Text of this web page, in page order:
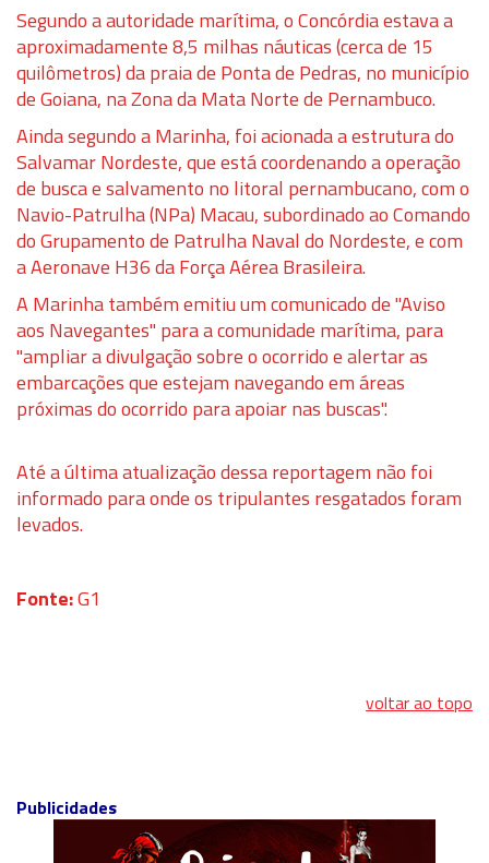
Segundo a autoridade marítima, o Concórdia estava a
aproximadamente 8,5 milhas náuticas (cerca de 15
quilômetros) da praia de Ponta de Pedras, no município
de Goiana, na Zona da Mata Norte de Pernambuco.
Ainda segundo a Marinha, foi acionada a estrutura do
Salvamar Nordeste, que está coordenando a operação
de busca e salvamento no litoral pernambucano, com o
Navio-Patrulha (NPa) Macau, subordinado ao Comando
do Grupamento de Patrulha Naval do Nordeste, e com
a Aeronave H36 da Força Aérea Brasileira.
A Marinha também emitiu um comunicado de "Aviso
aos Navegantes" para a comunidade marítima, para
"ampliar a divulgação sobre o ocorrido e alertar as
embarcações que estejam navegando em áreas
próximas do ocorrido para apoiar nas buscas".
Até a última atualização dessa reportagem não foi
informado para onde os tripulantes resgatados foram
levados.
Fonte:G1
voltar ao topo
Publicidades